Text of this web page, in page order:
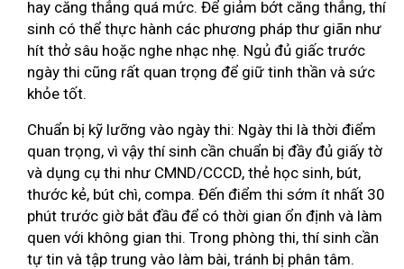
hay căng thẳng quá mức. Để giảm bớt căng thẳng, thí
sinh có thể thực hành các phương pháp thư giãn như
hít thở sâu hoặc nghe nhạc nhẹ. Ngủ đủ giấc trước
ngày thi cũng rất quan trọng để giữ tinh thần và sức
khỏe tốt.
Chuẩn bị kỹ lưỡng vào ngày thi: Ngày thi là thời điểm
quan trọng, vì vậy thí sinh cần chuẩn bị đầy đủ giấy tờ
và dụng cụ thi như CMND/CCCD, thẻ học sinh, bút,
thước kẻ, bút chì, compa. Đến điểm thi sớm ít nhất 30
phút trước giờ bắt đầu để có thời gian ổn định và làm
quen với không gian thi. Trong phòng thi, thí sinh cần
tự tin và tập trung vào làm bài, tránh bị phân tâm.